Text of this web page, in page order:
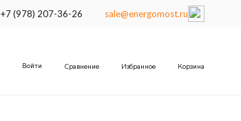
+7 (978) 207-36-26 sale@energomost.ru
Войти Сравнение Избранное Корзина